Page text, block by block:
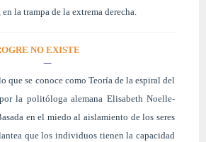
la trampa de la extrema derecha.
NO EXISTE
que se conoce como Teoría de la espiral del
la politóloga alemana Elisabeth Noelle-
en el miedo al aislamiento de los seres
que los individuos tienen la capacidad